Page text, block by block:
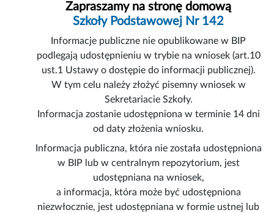
Zapraszamy na stronę domową
Szkoły Podstawowej Nr 142
Informacje publiczne nie opublikowane w BIP
podlegają udostępnieniu w trybie na wniosek (art.10
ust.1 Ustawy o dostępie do informacji publicznej).
W tym celu należy złożyć pisemny wniosek w
Sekretariacie Szkoły.
Informacja zostanie udostępniona w terminie 14 dni
od daty złożenia wniosku.
Informacja publiczna, która nie została udostępniona
w BIP lub w centralnym repozytorium, jest
udostępniana na wniosek,
a informacja, która może być udostępniona
niezwłocznie, jest udostępniana w formie ustnej lub